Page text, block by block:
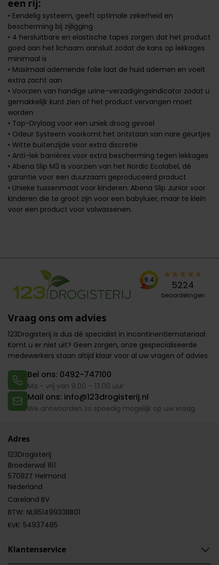
een rij:
• Eendelig systeem, geeft optimale zekerheid en
bescherming bij zijligging
• 4 hersluitbare en elastische tapes zorgen dat het product
goed aan het lichaam aansluit zodat de kans op lekkages
minimaal is
• Maximaal ademende folie laat de huid ademen en voelt
extra zacht aan
• Voorzien van handige urine-verzadigingsindicator zodat u
gemakkelijk kunt zien of het product vervangen moet
worden
• Top-Drylaag voor een uniek droog gevoel
• Odeur Systeem voorkomt het ontstaan van nare geurtjes
• Witte buitenzijde voor extra discretie
• Anti-lek barrières voor extra bescherming tegen lekkages
• Abena Slip M3 is voorzien van het Nordic Ecolabel, dé
garantie voor een duurzaam geproduceerd product
• Unieke tussenmaat voor kinderen: Abena Slip Junior voor
kinderen die te groot zijn voor een babyluier, maar te klein
voor een product voor volwassenen.
9.4 5224
beoordelingen
Vraag ons om advies
123Drogisterij is dus dé specialist in incontinentiemateriaal.
Komt u er niet uit? Geen zorgen, onze gespecialiseerde
medewerkers staan altijd klaar voor al uw vragen of advies.
Bel ons: 0492-747100
Ma - vrij van 9.00 – 13.00 uur
Mail ons: info@123drogisterij.nl
We antwoorden zo spoedig mogelijk op uw vraag.
Adres
123Drogisterij
Broederwal 161
5708ZT Helmond
Nederland
Careland BV
BTW: NL851499338B01
KvK: 54937485
Klantenservice